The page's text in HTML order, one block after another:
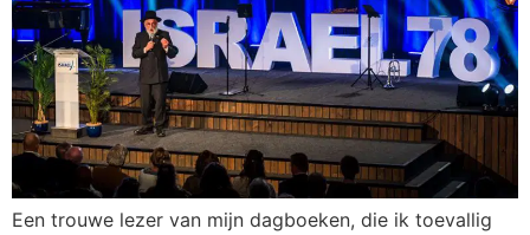
Een trouwe lezer van mijn dagboeken, die ik toevallig